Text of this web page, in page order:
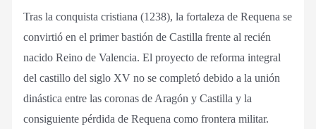
Tras la conquista cristiana (1238), la fortaleza de Requena se
convirtió en el primer bastión de Castilla frente al recién
nacido Reino de Valencia. El proyecto de reforma integral
del castillo del siglo XV no se completó debido a la unión
dinástica entre las coronas de Aragón y Castilla y la
consiguiente pérdida de Requena como frontera militar.